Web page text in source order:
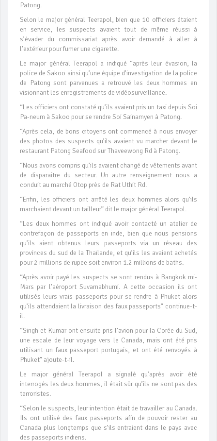
Patong.
Selon le major général Teerapol, bien que 10 officiers étaient
en service, les suspects avaient tout de même réussi à
s’évader du commissariat après avoir demandé à aller à
l’extérieur pour fumer une cigarette.
Le major général Teerapol a indiqué “après leur évasion, la
police de Sakoo ainsi qu’une équipe d’investigation de la police
de Patong sont parvenues a retrouvé les deux hommes en
visionnant les enregistrements de vidéosurveillance.
“Les officiers ont constaté qu’ils avaient pris un taxi depuis Soi
Pa-neum à Sakoo pour se rendre Soi Sainamyen à Patong.
“Après cela, de bons citoyens ont commencé à nous envoyer
des photos des suspects qu’ils avaient vu marcher devant le
restaurant Patong Seafood sur Thaveewong Rd à Patong.
“Nous avons compris qu’ils avaient changé de vêtements avant
de disparaitre du secteur. Un autre renseignement nous a
conduit au marché Otop près de Rat Uthit Rd.
“Enfin, les officiers ont arrêté les deux hommes alors qu’ils
marchaient devant un tailleur” dit le major général Teerapol.
“Les deux hommes ont indiqué avoir contacté un atelier de
contrefaçon de passeports en inde, bien que nous pensions
qu’ils aient obtenus leurs passeports via un réseau des
provinces du sud de la Thaïlande, et qu’ils les avaient achetés
pour 2 millions de rupee soit environ 1.2 millions de baths.
“Après avoir payé les suspects se sont rendus à Bangkok mi-
Mars par l’aéroport Suvarnabhumi. A cette occasion ils ont
utilisés leurs vrais passeports pour se rendre à Phuket alors
qu’ils attendaient la livraison des faux passeports” continue-t-
il.
“Singh et Kumar ont ensuite pris l’avion pour la Corée du Sud,
une escale de leur voyage vers le Canada, mais ont été pris
utilisant un faux passeport portugais, et ont été renvoyés à
Phuket” ajoute-t-il.
Le major général Teerapol a signalé qu’après avoir été
interrogés les deux hommes, il était sûr qu’ils ne sont pas des
terroristes.
“Selon le suspects, leur intention était de travailler au Canada.
Ils ont utilisé des faux passeports afin de pouvoir rester au
Canada plus longtemps que s’ils entraient dans le pays avec
des passeports indiens.